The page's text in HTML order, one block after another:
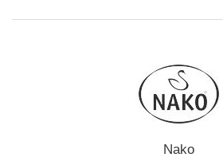
Nako